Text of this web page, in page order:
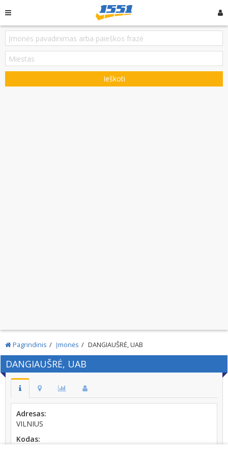
Ieškoti
Pagrindinis Įmonės DANGIAUŠRĖ, UAB
DANGIAUŠRĖ, UAB
Adresas:
VILNIUS
Kodas: